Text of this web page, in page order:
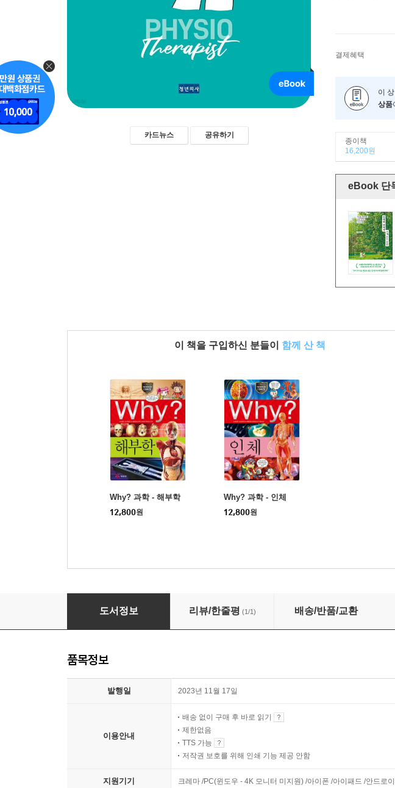
카드뉴스 공유하기
결제혜택
이
상품
종이책
16,200원
eBook 단
이 책을 구입하신 분들이 함께 산 책
Why? 과학 - 해부학
12,800원
Why? 과학 - 인체
12,800원
물리치료사는 이렇게 일한다
도서정보 리뷰/한줄평 (1/1) 배송/반품/교환
품목정보
발행일 2023년 11월 17일
이용안내
배송 없이 구매 후 바로 읽기
제한없음
TTS 가능
저작권 보호를 위해 인쇄 기능 제공 안함
지원기기 크레마 /PC(윈도우 - 4K 모니터 미지원) /아이폰 /아이패드 /안드